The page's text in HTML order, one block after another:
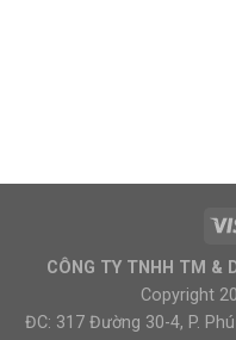
CÔNG TY TNHH TM &
Copyright
ĐC: 317 Đường 30-4, P.